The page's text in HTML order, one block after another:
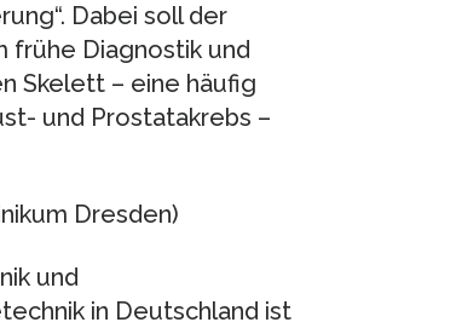
Dabei soll der
frühe Diagnostik und
Skelett – eine häufig
und Prostatakrebs –
Dresden)
und
in Deutschland ist